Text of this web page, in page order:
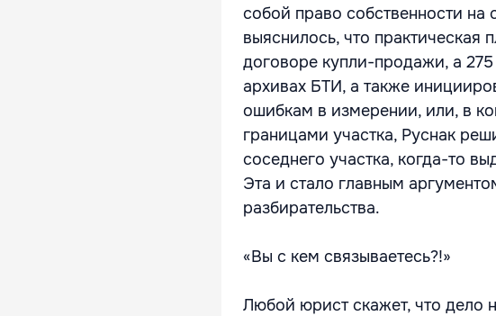
собой право собственности
выяснилось, что практическая
договоре купли-продажи, а
архивах БТИ, а также
ошибкам в измерении, или, в
границами участка, Руснак
соседнего участка, когда-то
Эта и стало главным
разбирательства.
«Вы с кем связываетесь?!»
Любой юрист скажет, что дело